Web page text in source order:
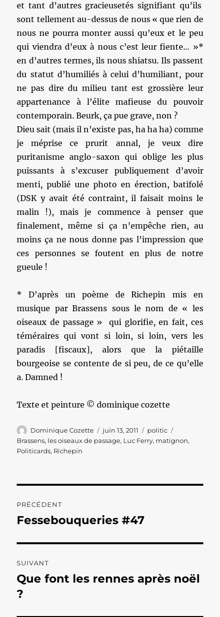
et tant d’autres gracieusetés signifiant qu’ils
sont tellement au-dessus de nous « que rien de
nous ne pourra monter aussi qu’eux et le peu
qui viendra d’eux à nous c’est leur fiente… »*
en d’autres termes, ils nous shiatsu. Ils passent
du statut d’humiliés à celui d’humiliant, pour
ne pas dire du milieu tant est grossière leur
appartenance à l’élite mafieuse du pouvoir
contemporain. Beurk, ça pue grave, non ?
Dieu sait (mais il n’existe pas, ha ha ha) comme
je méprise ce prurit annal, je veux dire
puritanisme anglo-saxon qui oblige les plus
puissants à s’excuser publiquement d’avoir
menti, publié une photo en érection, batifolé
(DSK y avait été contraint, il faisait moins le
malin !), mais je commence à penser que
finalement, même si ça n’empêche rien, au
moins ça ne nous donne pas l’impression que
ces personnes se foutent en plus de notre
gueule !
* D’après un poème de Richepin mis en
musique par Brassens sous le nom de « les
oiseaux de passage » qui glorifie, en fait, ces
téméraires qui vont si loin, si loin, vers les
paradis [fiscaux], alors que la piétaille
bourgeoise se contente de si peu, de ce qu’elle
a. Damned !
Texte et peinture © dominique cozette
Auteur
Dominique Cozette
Publié
le
juin 13, 2011 Catégories
politic
Brassens, les oiseaux de passage, Luc Ferry, matignon,
Politicards, Richepin
de
PRÉCÉDENT
Publication
Fessebouqueries #47
SUIVANT
Publication
suivante :
Que font les rennes après noël
?